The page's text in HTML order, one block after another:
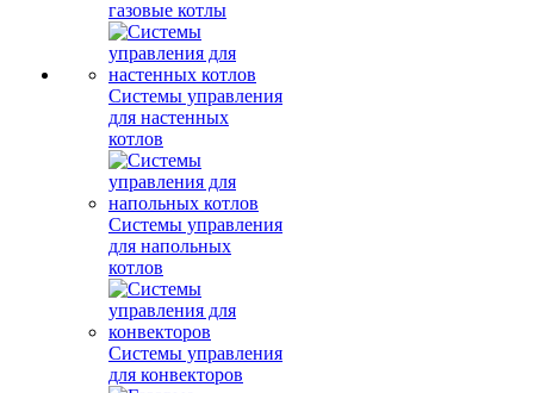
газовые котлы
Системы управления
для настенных
котлов
Системы управления
для напольных
котлов
Системы управления
для конвекторов